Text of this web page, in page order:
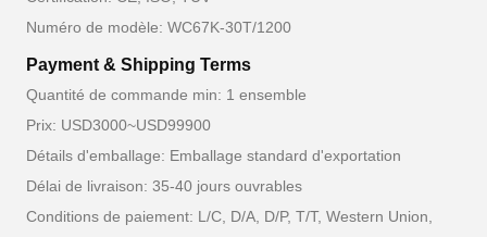
Numéro de modèle: WC67K-30T/1200
Payment & Shipping Terms
Quantité de commande min: 1 ensemble
Prix: USD3000~USD99900
Détails d'emballage: Emballage standard d'exportation
Délai de livraison: 35-40 jours ouvrables
Conditions de paiement: L/C, D/A, D/P, T/T, Western Union,